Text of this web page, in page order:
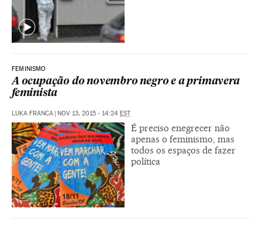
FEMINISMO
A ocupação do novembro negro e a primavera
feminista
LUKA FRANCA | NOV 13, 2015 - 14:24 EST
É preciso enegrecer não
apenas o feminismo, mas
todos os espaços de fazer
política